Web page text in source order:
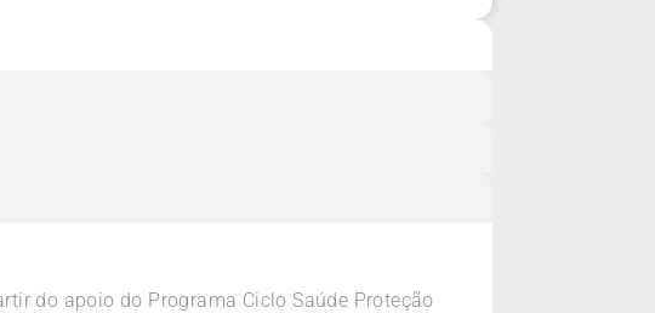
do apoio do Programa Ciclo Saúde Proteção